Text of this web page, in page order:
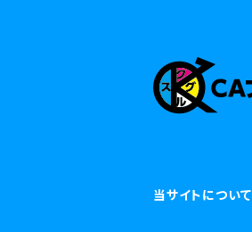
当サイトについて